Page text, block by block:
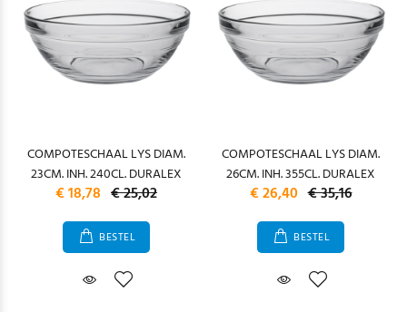
COMPOTESCHAAL LYS DIAM.
23CM. INH. 240CL. DURALEX
€ 18,78 € 25,02
BESTEL
COMPOTESCHAAL LYS DIAM.
26CM. INH. 355CL. DURALEX
€ 26,40 € 35,16
BESTEL